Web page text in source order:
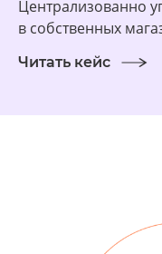
Централизованно
в собственных
Читать кейс